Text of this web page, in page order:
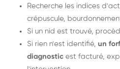
Recherche les indices
crépuscule,
Si un nid est trouvé,
Si rien n'est identifié, un
diagnostic est facturé,